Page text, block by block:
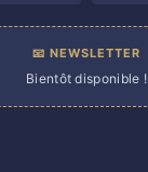
📧 NEWSLETTER
Bientôt disponible !